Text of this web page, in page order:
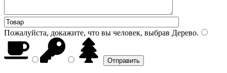
Пожалуйста, докажите, что вы человек, выбрав Дерево.